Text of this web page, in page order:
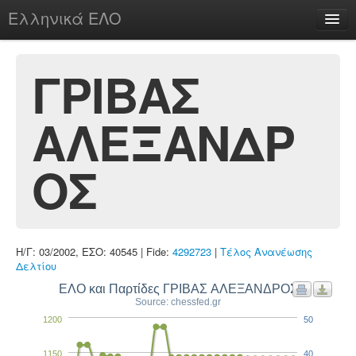
Ελληνικά ΕΛΟ
chesstu.be @ discord
Login
ΓΡΙΒΑΣ
ΑΛΕΞΑΝΔΡ
ΟΣ
Η/Γ: 03/2002, ΕΣΟ: 40545 | Fide: 4292723 | Τέλος Ανανέωσης
Δελτίου
ΕΛΟ και Παρτίδες ΓΡΙΒΑΣ ΑΛΕΞΑΝΔΡΟΣ
Source: chessfed.gr
1150
1200
40
50